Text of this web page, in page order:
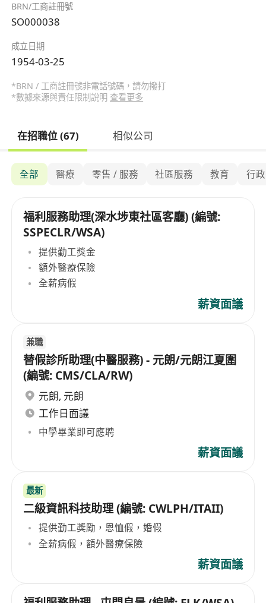
BRN/工商註冊號
SO000038
成立日期
1954-03-25
*BRN / 工商註冊號非電話號碼，請勿撥打
*數據來源與責任限制說明 查看更多
在招職位 (67) 相似公司
全部 醫療 零售 / 服務 社區服務 教育 行
福利服務助理(深水埗東社區客廳) (編號:
SSPECLR/WSA)
提供勤工獎金
額外醫療保險
全薪病假
薪資面議
兼職
替假診所助理(中醫服務) - 元朗/元朗江夏圍
(編號: CMS/CLA/RW)
元朗, 元朗
工作日面議
中學畢業即可應聘
薪資面議
最新
二級資訊科技助理 (編號: CWLPH/ITAII)
提供勤工獎勵，恩恤假，婚假
全薪病假，額外醫療保險
薪資面議